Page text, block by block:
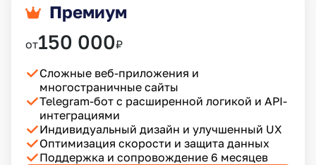
Премиум
от150 000₽
Сложные веб-приложения и
многостраничные сайты
Telegram-бот с расширенной логикой и API-
интеграциями
Индивидуальный дизайн и улучшенный UX
Оптимизация скорости и защита данных
Поддержка и сопровождение 6 месяцев